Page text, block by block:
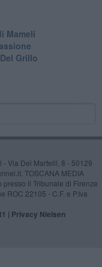
Mameli
Grillo
Via Dei Martelli, 8 - 50129
TOSCANA MEDIA
il Tribunale di Firenze
ROC 22105 - C.F. e P.Iva
| Privacy Nielsen